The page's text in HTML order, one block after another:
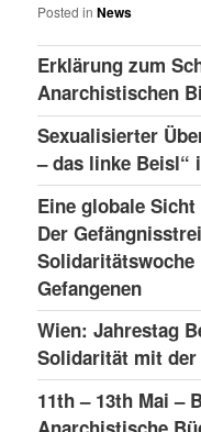
Posted in News
Erklärung zum
Anarchistischen
Sexualisierter
– das linke Beisl“
Eine globale
Der
Gefangenen
Wien: Jahrestag
Solidarität mit der
11th – 13th Mai –